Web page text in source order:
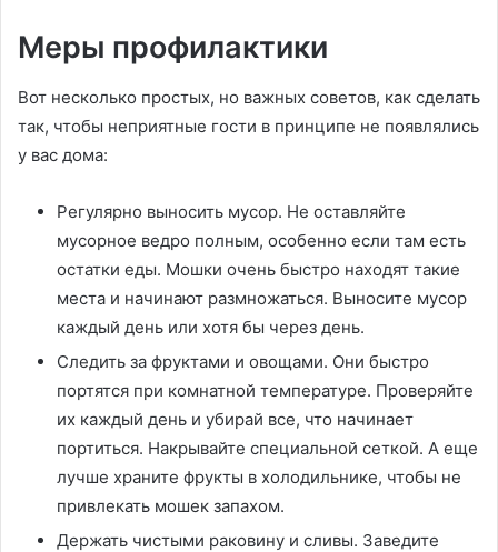
Меры профилактики
Вот несколько простых, но важных советов, как сделать
так, чтобы неприятные гости в принципе не появлялись
у вас дома:
Регулярно выносить мусор. Не оставляйте
мусорное ведро полным, особенно если там есть
остатки еды. Мошки очень быстро находят такие
места и начинают размножаться. Выносите мусор
каждый день или хотя бы через день.
Следить за фруктами и овощами. Они быстро
портятся при комнатной температуре. Проверяйте
их каждый день и убирай все, что начинает
портиться. Накрывайте специальной сеткой. А еще
лучше храните фрукты в холодильнике, чтобы не
привлекать мошек запахом.
Держать чистыми раковину и сливы. Заведите